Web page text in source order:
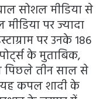
सोशल मीडिया से
पर ज्यादा
पर उनके 186
के मुताबिक,
पिछले तीन साल से
कपल शादी के